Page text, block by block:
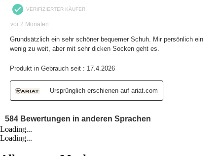
Loading...
Loading...